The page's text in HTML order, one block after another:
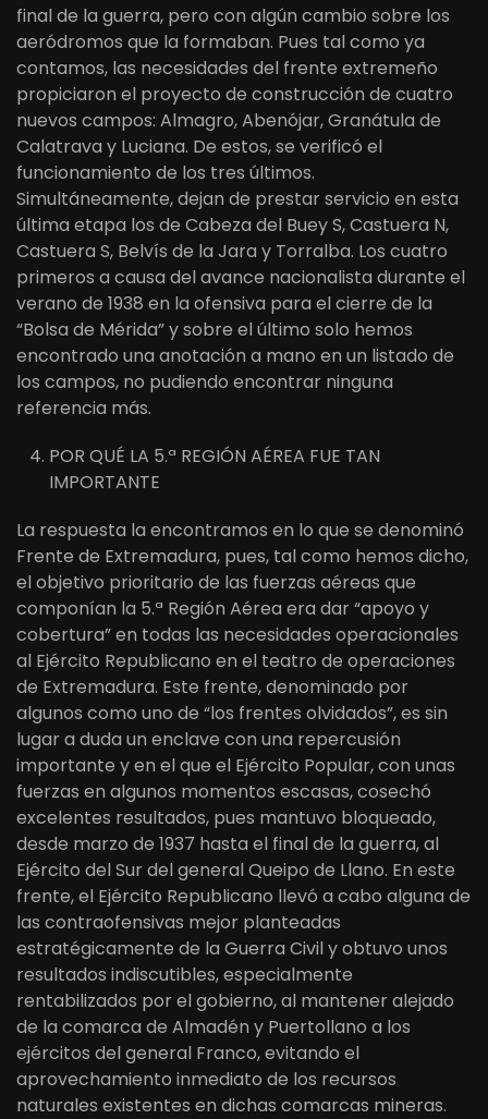
final de la guerra, pero con algún cambio sobre los
aeródromos que la formaban. Pues tal como ya
contamos, las necesidades del frente extremeño
propiciaron el proyecto de construcción de cuatro
nuevos campos: Almagro, Abenójar, Granátula de
Calatrava y Luciana. De estos, se verificó el
funcionamiento de los tres últimos.
Simultáneamente, dejan de prestar servicio en esta
última etapa los de Cabeza del Buey S, Castuera N,
Castuera S, Belvís de la Jara y Torralba. Los cuatro
primeros a causa del avance nacionalista durante el
verano de 1938 en la ofensiva para el cierre de la
“Bolsa de Mérida” y sobre el último solo hemos
encontrado una anotación a mano en un listado de
los campos, no pudiendo encontrar ninguna
referencia más.
POR QUÉ LA 5.ª REGIÓN AÉREA FUE TAN
IMPORTANTE
La respuesta la encontramos en lo que se denominó
Frente de Extremadura, pues, tal como hemos dicho,
el objetivo prioritario de las fuerzas aéreas que
componían la 5.ª Región Aérea era dar “apoyo y
cobertura” en todas las necesidades operacionales
al Ejército Republicano en el teatro de operaciones
de Extremadura. Este frente, denominado por
algunos como uno de “los frentes olvidados”, es sin
lugar a duda un enclave con una repercusión
importante y en el que el Ejército Popular, con unas
fuerzas en algunos momentos escasas, cosechó
excelentes resultados, pues mantuvo bloqueado,
desde marzo de 1937 hasta el final de la guerra, al
Ejército del Sur del general Queipo de Llano. En este
frente, el Ejército Republicano llevó a cabo alguna de
las contraofensivas mejor planteadas
estratégicamente de la Guerra Civil y obtuvo unos
resultados indiscutibles, especialmente
rentabilizados por el gobierno, al mantener alejado
de la comarca de Almadén y Puertollano a los
ejércitos del general Franco, evitando el
aprovechamiento inmediato de los recursos
naturales existentes en dichas comarcas mineras.